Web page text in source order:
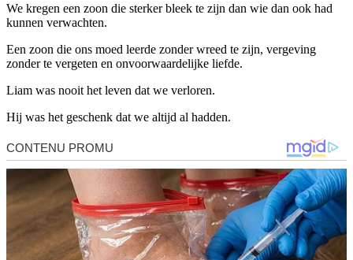
We kregen een zoon die sterker bleek te zijn dan wie dan ook had
kunnen verwachten.
Een zoon die ons moed leerde zonder wreed te zijn, vergeving
zonder te vergeten en onvoorwaardelijke liefde.
Liam was nooit het leven dat we verloren.
Hij was het geschenk dat we altijd al hadden.